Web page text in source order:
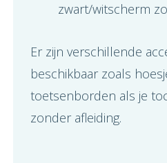
zwart/witscherm
Er zijn verschillende
beschikbaar zoals
toetsenborden als je
zonder afleiding.